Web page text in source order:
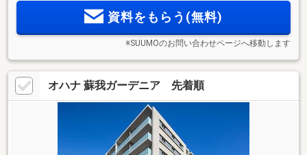
資料をもらう(無料)
※SUUMOのお問い合わせページへ移動します
オハナ 蘇我ガーデニア 先着順